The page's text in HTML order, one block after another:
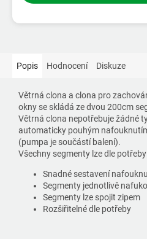
Popis Hodnocení Diskuze
Větrná clona a clona pro
okny se skládá ze dvou 200cm
Větrná clona nepotřebuje žádné
automaticky pouhým
(pumpa je součástí balení).
Všechny segmenty lze dle
Snadné sestavení
Segmenty jednotlivě
Segmenty lze spojit zipem
Rozšiřitelné dle potřeby